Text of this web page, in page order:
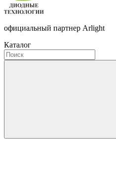
официальный партнер Arlight
Каталог